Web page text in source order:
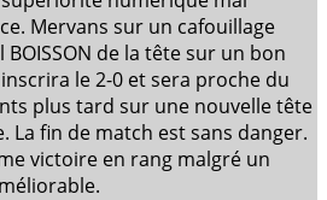
Mervans sur un cafouillage
de la tête sur un bon
inscrira le 2-0 et sera proche du
plus tard sur une nouvelle tête
La fin de match est sans danger.
victoire en rang malgré un